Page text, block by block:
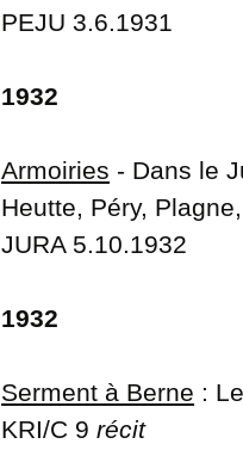
PEJU 3.6.1931
1932
Armoiries - Dans le
Heutte, Péry,
JURA 5.10.1932
1932
Serment à Berne :
KRI/C 9 récit